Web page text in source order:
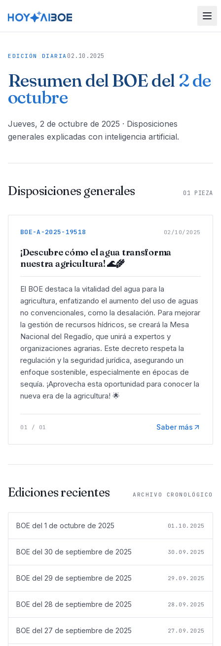
EDICIÓN DIARIA 02.10.2025
Resumen del BOE del 2 de
octubre
jueves, 2 de octubre de 2025 · Disposiciones
generales explicadas con inteligencia artificial.
Disposiciones generales 01 PIEZA
BOE-A-2025-19518 02/10/2025
¡Descubre cómo el agua transforma
nuestra agricultura! 🌊🌾
El BOE destaca la vitalidad del agua para la
agricultura, enfatizando el aumento del uso de aguas
no convencionales, como la desalación. Para mejorar
la gestión de recursos hídricos, se creará la Mesa
Nacional del Regadío, que unirá a expertos y
organizaciones agrarias. Este decreto respeta la
regulación y la seguridad jurídica, asegurando un
enfoque sostenible, especialmente en épocas de
sequía. ¡Aprovecha esta oportunidad para conocer la
nueva era de la agricultura! 🌟
01 / 01 Saber más
Ediciones recientes ARCHIVO CRONOLÓGICO
BOE del 1 de octubre de 2025 01.10.2025
BOE del 30 de septiembre de 2025 30.09.2025
BOE del 29 de septiembre de 2025 29.09.2025
BOE del 28 de septiembre de 2025 28.09.2025
BOE del 27 de septiembre de 2025 27.09.2025